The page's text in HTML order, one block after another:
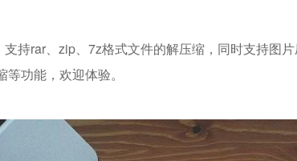
持rar、zip、7z格式文件的解压缩，同时支持图
功能，欢迎体验。